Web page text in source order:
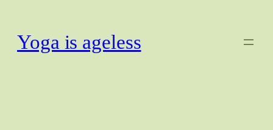
springen
Yoga is ageless